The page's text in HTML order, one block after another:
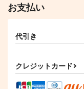
うまい白湯
一十木音也
サンプル
お支払い
代引き
クレジットカード